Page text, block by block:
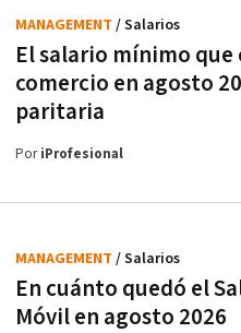
El salario mínimo que
comercio en agosto
paritaria
MANAGEMENT / Salarios
PoriProfesional
En cuánto quedó el
Móvil en agosto 2026
MANAGEMENT / Salarios